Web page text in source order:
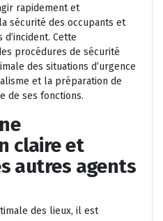
rapidement et
sécurité des occupants et
Cette
procédures de sécurité
des situations d’urgence
et la préparation de
de ses fonctions.
claire et
autres agents
des lieux, il est